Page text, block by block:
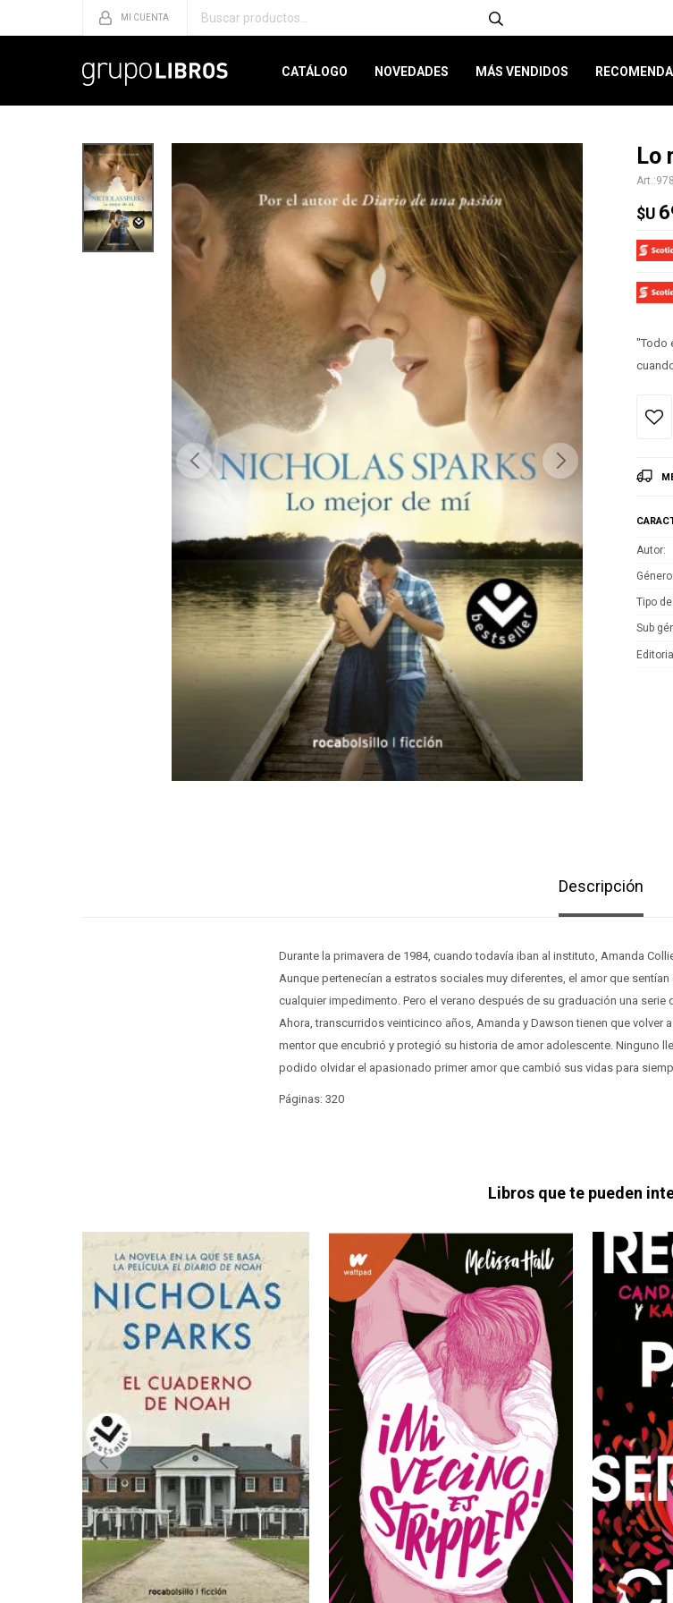
CATÁLOGO NOVEDADES MÁS VENDIDOS
Lo
$U
"Todo
Autor
Género
Tipo
Sub
Editorial
Descripción
Durante la primavera de 1984, cuando todavía iban al instituto, Amanda
Aunque pertenecían a estratos sociales muy diferentes, el amor que
cualquier impedimento. Pero el verano después de su graduación una
Ahora, transcurridos veinticinco años, Amanda y Dawson tienen que volver
mentor que encubrió y protegió su historia de amor adolescente. Ninguno
podido olvidar el apasionado primer amor que cambió sus vidas para
Páginas: 320
Libros que te pueden